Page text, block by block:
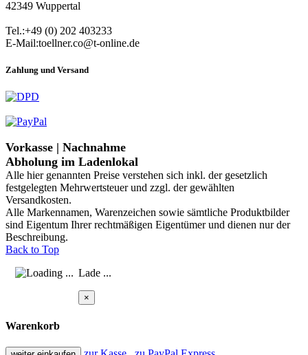
42349 Wuppertal
Tel.:+49 (0) 202 403233
E-Mail:toellner.co@t-online.de
Zahlung und Versand
Vorkasse | Nachnahme
Abholung im Ladenlokal
Alle hier genannten Preise verstehen sich inkl. der gesetzlich
festgelegten Mehrwertsteuer und zzgl. der gewählten
Versandkosten.
Alle Markennamen, Warenzeichen sowie sämtliche Produktbilder
sind Eigentum Ihrer rechtmäßigen Eigentümer und dienen nur der
Beschreibung.
Back to Top
Lade ...
×
Warenkorb